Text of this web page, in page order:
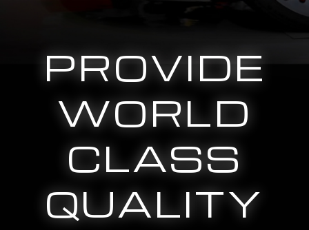
PROVIDE
WORLD
CLASS
QUALITY